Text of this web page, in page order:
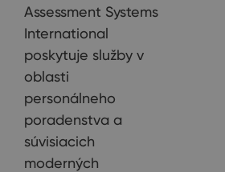
Assessment Systems
International
poskytuje služby v
oblasti
personálneho
poradenstva a
súvisiacich
moderných